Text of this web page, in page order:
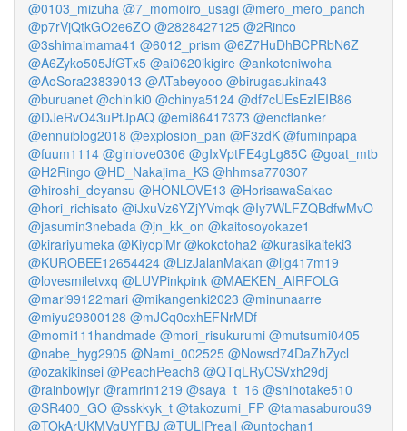
@0103_mizuha @7_momoiro_usagi @mero_mero_panch
@p7rVjQtkGO2e6ZO @2828427125 @2Rinco
@3shimaimama41 @6012_prism @6Z7HuDhBCPRbN6Z
@A6Zyko505JfGTx5 @ai0620ikigire @ankoteniwoha
@AoSora23839013 @ATabeyooo @birugasukina43
@buruanet @chiniki0 @chinya5124 @df7cUEsEzIEIB86
@DJeRvO43uPtJpAQ @emi86417373 @encflanker
@ennuiblog2018 @explosion_pan @F3zdK @fuminpapa
@fuum1114 @ginlove0306 @gIxVptFE4gLg85C @goat_mtb
@H2Ringo @HD_Nakajima_KS @hhmsa770307
@hiroshi_deyansu @HONLOVE13 @HorisawaSakae
@hori_richisato @iJxuVz6YZjYVmqk @Iy7WLFZQBdfwMvO
@jasumin3nebada @jn_kk_on @kaitosoyokaze1
@kirariyumeka @KiyopiMr @kokotoha2 @kurasikaiteki3
@KUROBEE12654424 @LizJalanMakan @ljg417m19
@lovesmiletvxq @LUVPinkpink @MAEKEN_AIRFOLG
@mari99122mari @mikangenki2023 @minunaarre
@miyu29800128 @mJCq0cxhEFNrMDf
@momi111handmade @mori_risukurumi @mutsumi0405
@nabe_hyg2905 @Nami_002525 @Nowsd74DaZhZycl
@ozakikinsei @PeachPeach8 @QTqLRyOSVxh29dj
@rainbowjyr @ramrin1219 @saya_t_16 @shihotake510
@SR400_GO @sskkyk_t @takozumi_FP @tamasaburou39
@TOkArUKMVgUYFBJ @TULIPreall @untochan1